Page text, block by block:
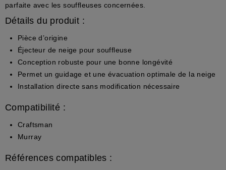
parfaite avec les souffleuses concernées.
Détails du produit :
Pièce d’origine
Éjecteur de neige pour souffleuse
Conception robuste pour une bonne longévité
Permet un guidage et une évacuation optimale de la neige
Installation directe sans modification nécessaire
Compatibilité :
Craftsman
Murray
Références compatibles :